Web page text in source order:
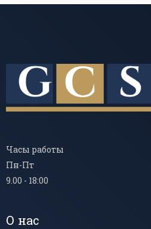
Часы работы
Пн-Пт
9.00 - 18:00
О нас